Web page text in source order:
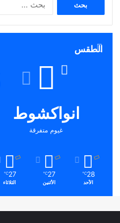
عن:
الطقس
انواكشوط
غيوم متفرقة
28
℃
الأحد
27
℃
الأثنين
27
℃
الثلاثاء